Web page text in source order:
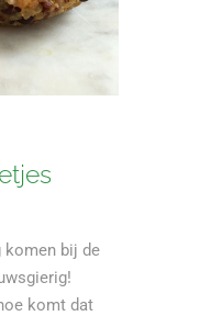
komen bij de
komt dat